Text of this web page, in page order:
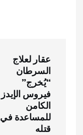
ص
عقار لعلاج
السرطان
“يُخرج”
فيروس الإيدز
الكامن
للمساعدة في
قتله